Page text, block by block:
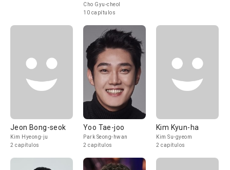
Cho Gyu-cheol
10 capítulos
Jeon Bong-seok
Kim Hyeong-ju
2 capítulos
Yoo Tae-joo
Park Seong-hwan
2 capítulos
Kim Kyun-ha
Kim Su-gyeom
2 capítulos